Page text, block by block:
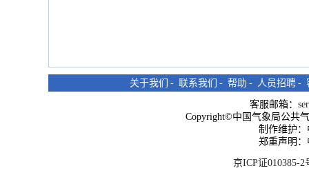
关于我们 - 联系我们 - 帮助 - 人员招聘 -
客服邮箱：
Copyright©中国气象局公共
制作维护
郑重声明
京ICP证010385-2